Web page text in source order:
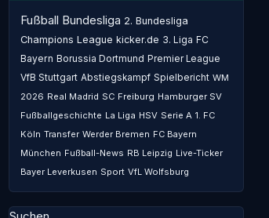
Fußball Bundesliga 2. Bundesliga
Champions League kicker.de 3. Liga FC
Bayern Borussia Dortmund Premier League
VfB Stuttgart Abstiegskampf Spielbericht WM
2026 Real Madrid SC Freiburg Hamburger SV
Fußballgeschichte La Liga HSV Serie A 1. FC
Köln Transfer Werder Bremen FC Bayern
München Fußball-News RB Leipzig Live-Ticker
Bayer Leverkusen Sport VfL Wolfsburg